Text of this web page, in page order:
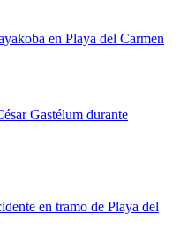
en Playa del Carmen
Gastélum durante
en tramo de Playa del